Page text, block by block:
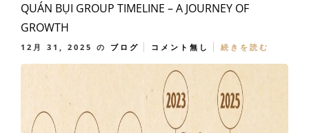
QUÁN BỤI GROUP TIMELINE – A JOURNEY OF
GROWTH
12月 31, 2025 の ブログ コメント無し 続きを読む